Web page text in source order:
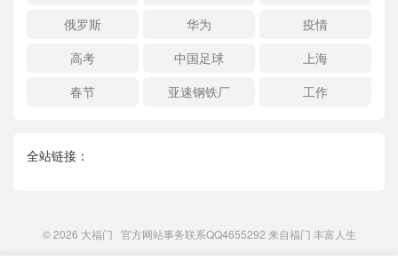
俄罗斯
华为
疫情
高考
中国足球
上海
春节
亚速钢铁厂 工作
全站链接：
© 2026 大福门 官方网站事务联系QQ4655292 来自福门 丰富人生